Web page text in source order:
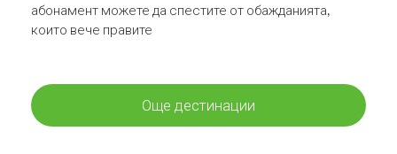
абонамент можете да спестите от обажданията,
които вече правите
Още дестинации